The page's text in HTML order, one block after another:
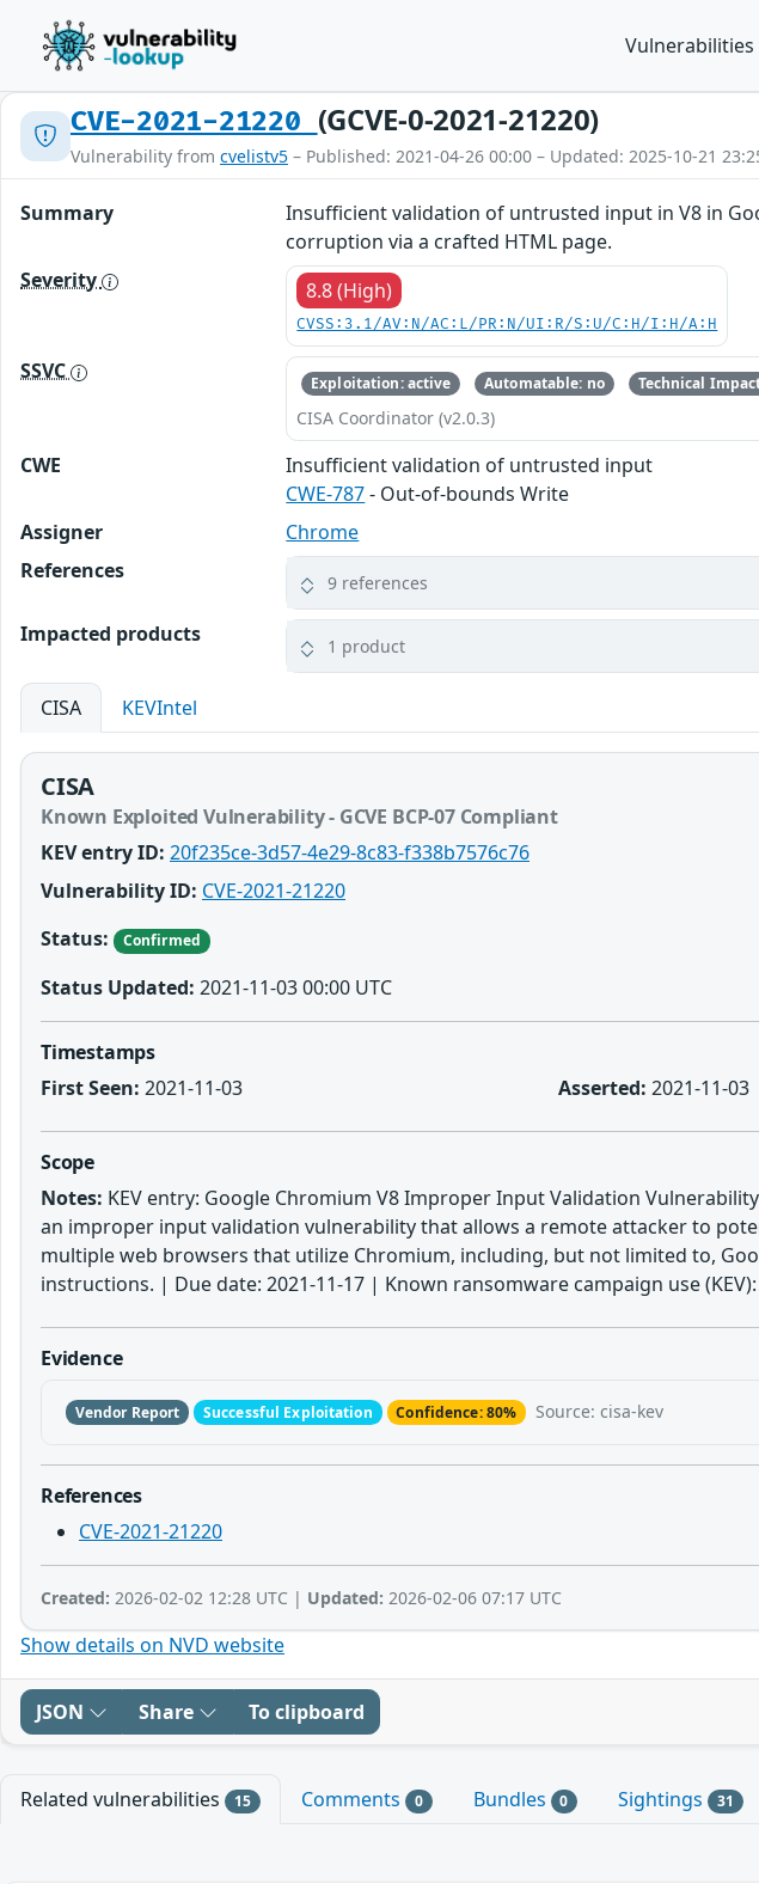
Vulnerabilities
CVE-2021-21220 (GCVE-0-2021-21220)
Vulnerability from cvelistv5 – Published: 2021-04-26 00:00 – Updated: 2025-10-21
Summary
Insufficient validation of untrusted input in V8 in
corruption via a crafted HTML page.
Severity
8.8 (High)
CVSS:3.1/AV:N/AC:L/PR:N/UI:R/S:U/C:H/I:H/A:H
SSVC Exploitation: active Automatable: no Technical
CISA Coordinator (v2.0.3)
CWE
Insufficient validation of untrusted input
CWE-787- Out-of-bounds Write
Assigner
Chrome
References
9 references
Impacted products 1 product
CISA KEVIntel
CISA
Known Exploited Vulnerability - GCVE BCP-07 Compliant
KEV entry ID: 20f235ce-3d57-4e29-8c83-f338b7576c76
Vulnerability ID: CVE-2021-21220
Status:
Confirmed
Status Updated: 2021-11-03 00:00 UTC
Timestamps
First Seen: 2021-11-03 Asserted: 2021-11-03
Scope
Notes: KEV entry: Google Chromium V8 Improper Input Validation
an improper input validation vulnerability that allows a remote attacker to
multiple web browsers that utilize Chromium, including, but not limited to,
instructions. | Due date: 2021-11-17 | Known ransomware campaign use
Evidence
Vendor Report Successful Exploitation Confidence: 80% Source: cisa-kev
References
CVE-2021-21220
Created: 2026-02-02 12:28 UTC | Updated: 2026-02-06 07:17 UTC
Show details on NVD website
JSON Share To clipboard
Related vulnerabilities 15 Comments 0 Bundles 0 Sightings 31